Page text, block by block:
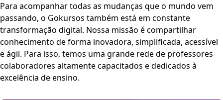
Para acompanhar todas as mudanças que o mundo vem
passando, o Gokursos também está em constante
transformação digital. Nossa missão é compartilhar
conhecimento de forma inovadora, simplificada, acessível
e ágil. Para isso, temos uma grande rede de professores
colaboradores altamente capacitados e dedicados à
excelência de ensino.